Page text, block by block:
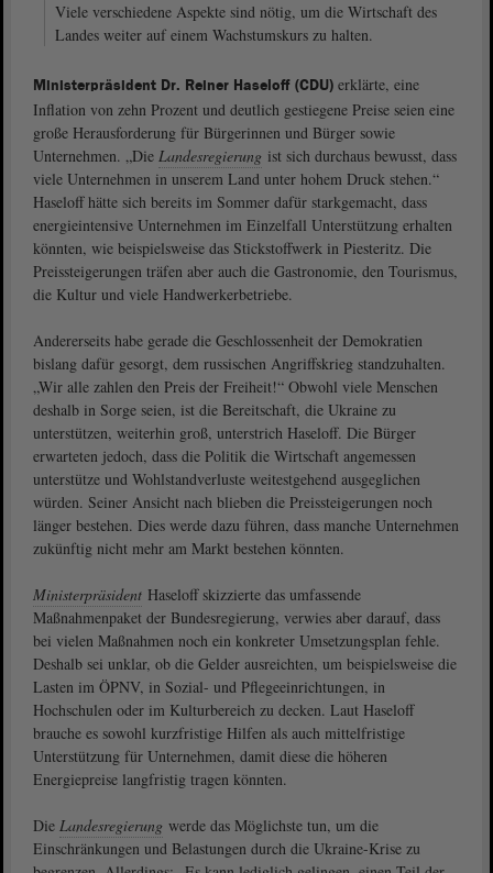
Viele verschiedene Aspekte sind nötig, um die Wirtschaft des
Landes weiter auf einem Wachstumskurs zu halten.
Ministerpräsident Dr. Reiner Haseloff (CDU) erklärte, eine
Inflation von zehn Prozent und deutlich gestiegene Preise seien eine
große Herausforderung für Bürgerinnen und Bürger sowie
Unternehmen. „Die Landesregierung ist sich durchaus bewusst, dass
viele Unternehmen in unserem Land unter hohem Druck stehen.“
Haseloff hätte sich bereits im Sommer dafür starkgemacht, dass
energieintensive Unternehmen im Einzelfall Unterstützung erhalten
könnten, wie beispielsweise das Stickstoffwerk in Piesteritz. Die
Preissteigerungen träfen aber auch die Gastronomie, den Tourismus,
die Kultur und viele Handwerkerbetriebe.
Andererseits habe gerade die Geschlossenheit der Demokratien
bislang dafür gesorgt, dem russischen Angriffskrieg standzuhalten.
„Wir alle zahlen den Preis der Freiheit!“ Obwohl viele Menschen
deshalb in Sorge seien, ist die Bereitschaft, die Ukraine zu
unterstützen, weiterhin groß, unterstrich Haseloff. Die Bürger
erwarteten jedoch, dass die Politik die Wirtschaft angemessen
unterstütze und Wohlstandverluste weitestgehend ausgeglichen
würden. Seiner Ansicht nach blieben die Preissteigerungen noch
länger bestehen. Dies werde dazu führen, dass manche Unternehmen
zukünftig nicht mehr am Markt bestehen könnten.
Ministerpräsident Haseloff skizzierte das umfassende
Maßnahmenpaket der Bundesregierung, verwies aber darauf, dass
bei vielen Maßnahmen noch ein konkreter Umsetzungsplan fehle.
Deshalb sei unklar, ob die Gelder ausreichten, um beispielsweise die
Lasten im ÖPNV, in Sozial- und Pflegeeinrichtungen, in
Hochschulen oder im Kulturbereich zu decken. Laut Haseloff
brauche es sowohl kurzfristige Hilfen als auch mittelfristige
Unterstützung für Unternehmen, damit diese die höheren
Energiepreise langfristig tragen könnten.
Die Landesregierung werde das Möglichste tun, um die
Einschränkungen und Belastungen durch die Ukraine-Krise zu